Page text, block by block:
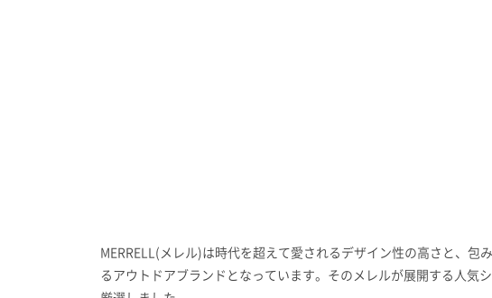
MERRELL(メレル)は時代を超えて愛されるデザイン性の高さと、包
るアウトドアブランドとなっています。そのメレルが展開する人気